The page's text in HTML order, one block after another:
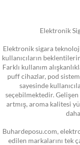
Elektronik
Elektronik sigara
kullanıcıların
Farklı kullanım
puff cihazlar, pod
sayesinde
seçebilmektedir.
artmış, aroma kalitesi
Buhardeposu.com,
edilen markalarını tek